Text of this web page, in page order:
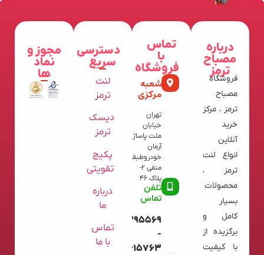
درباره
مصباح
ترمز
فروشگاه
مصباح
ترمز ، مرکز
خرید
آنلاین
انواع لنت
ترمز ،
محصولات
بسیار
کامل و
برگزیده از
با کیفیت
تماس
با
فروشگاه
شعبه
مرکزی
تهران
خیابان
ملت پاساژ
آرمان
خودروطبقه
منفی 2-
پلاک 46
تلفن
تماس
09120395569
-
02136615763
دسترسی
سریع
لنت
ترمز
دیسک
ترمز
پکیج
تقویتی
درباره
ما
تماس
با ما
مجوز و
نماد
ها